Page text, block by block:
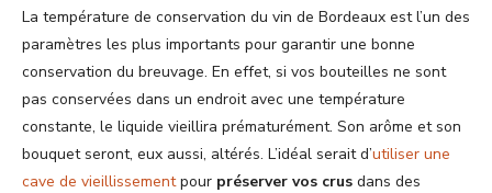
La température de conservation du vin de Bordeaux est l’un des
paramètres les plus importants pour garantir une bonne
conservation du breuvage. En effet, si vos bouteilles ne sont
pas conservées dans un endroit avec une température
constante, le liquide vieillira prématurément. Son arôme et son
bouquet seront, eux aussi, altérés. L’idéal serait d’utiliser une
cave de vieillissementpour préserver vos crus dans des